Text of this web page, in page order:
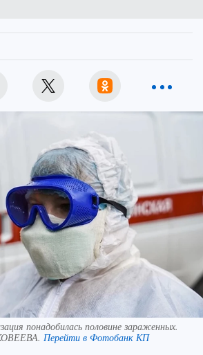
понадобилась половине зараженных.
Перейти в Фотобанк КП